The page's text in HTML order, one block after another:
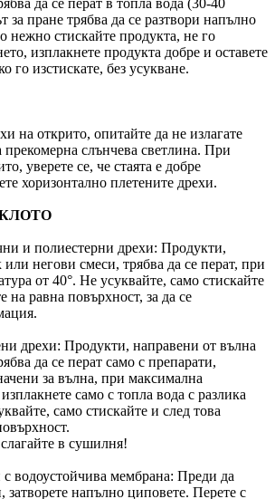
да се перат в топла вода (30-40
за пране трябва да се разтвори напълно
нежно стискайте продукта, не го
изплакнете продукта добре и оставете
го изстискате, без усукване.
на открито, опитайте да не излагате
слънчева светлина. При
уверете се, че стаята е добре
хоризонтално плетените дрехи.
и полиестерни дрехи: Продукти,
негови смеси, трябва да се перат, при
от 40°. Не усуквайте, само стискайте
на равна повърхност, за да се
дрехи: Продукти, направени от вълна
да се перат само с препарати,
за вълна, при максимална
само с топла вода с разлика
само стискайте и след това
в сушилня!
водоустойчива мембрана: Преди да
затворете напълно циповете. Перете с